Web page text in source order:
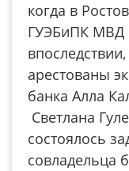
когда в
ГУЭБиПК МВД
арестованы
банка Алла
Светлана
состоялось
совладельца